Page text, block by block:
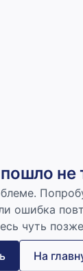
не
ошибка
чуть
На